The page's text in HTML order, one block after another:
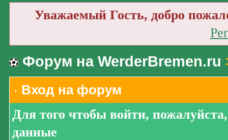
Уважаемый Гость, добро
Форум на WerderBremen.ru
Вход на форум
Для того чтобы войти,
данные